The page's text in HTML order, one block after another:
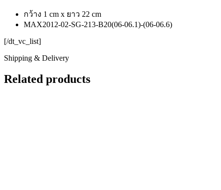
กว้าง 1 cm x ยาว 22 cm
MAX2012-02-SG-213-B20(06-06.1)-(06-06.6)
[/dt_vc_list]
Shipping & Delivery
Related products